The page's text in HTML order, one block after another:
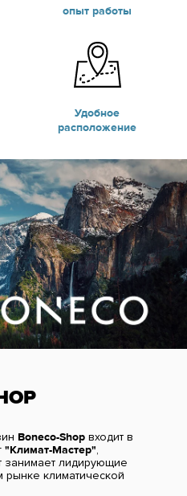
опыт работы
Удобное
расположение
Boneco-Shop входит в
"Климат-Мастер",
занимает лидирующие
рынке климатической